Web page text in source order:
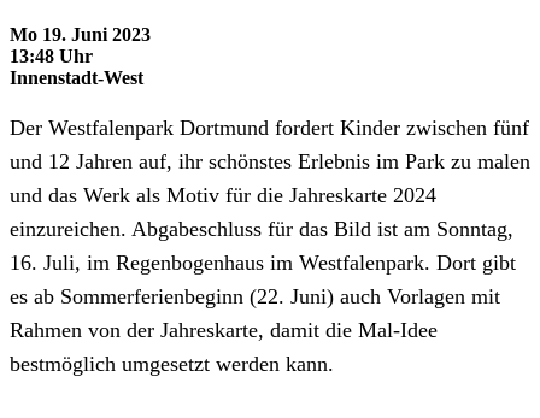
Mo 19. Juni 2023
13:48 Uhr
Innenstadt-West
Der Westfalenpark Dortmund fordert Kinder zwischen fünf
und 12 Jahren auf, ihr schönstes Erlebnis im Park zu malen
und das Werk als Motiv für die Jahreskarte 2024
einzureichen. Abgabeschluss für das Bild ist am Sonntag,
16. Juli, im Regenbogenhaus im Westfalenpark. Dort gibt
es ab Sommerferienbeginn (22. Juni) auch Vorlagen mit
Rahmen von der Jahreskarte, damit die Mal-Idee
bestmöglich umgesetzt werden kann.